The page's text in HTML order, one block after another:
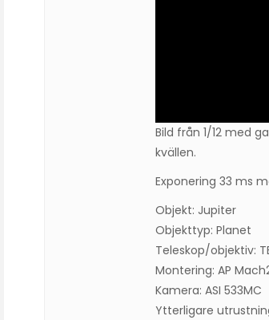
Bild från 1/12 med
kvällen.
Exponering 33 ms
Objekt: Jupiter
Objekttyp: Planet
Teleskop/objektiv:
Montering: AP
Kamera: ASI 533MC
Ytterligare